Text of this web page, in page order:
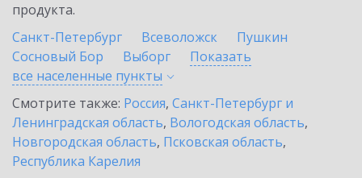
продукта.
Санкт-Петербург
Всеволожск
Пушкин
Сосновый Бор
Выборг
Показать
все населенные пункты
Смотрите также: Россия, Санкт-Петербург и
Ленинградская область, Вологодская область,
Новгородская область, Псковская область,
Республика Карелия